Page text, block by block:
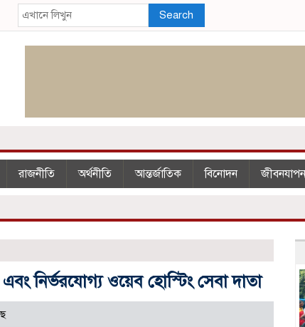
Search
রাজনীতি অর্থনীতি আন্তর্জাতিক বিনোদন
নির্ভরযোগ্য ওয়েব হোস্টিং সেবা দাতা